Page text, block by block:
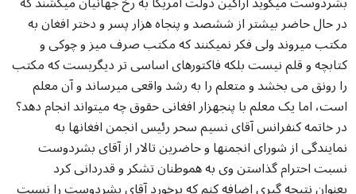
در حال حاضر بیشتر از ششصد و پنجاه هزار پسر و دختر افغان به
مکتب میروند ولی فکر نمیکنند که مکتب صرف میز و چوکی و
کتابچه و قلم نیست بلکه فاکتورهای اساسی تر دیگریست که مکتب
را رونق می بخشد و متعلم را به رشد واقعی میرساند و آن معلم
است، اما یک معلم با پنجهزار افغانی حقوق چه میتواند انجام دهد؟
در خاتمه کنفرانس آقای نسیم سحر رئیس انجمن افغانها به
نمایندگی از شورای انجمنها و حاضرین تالار از آقای بشردوست
نسبت احترام گذاستن وی به هموطنان تشکر و قدردانی کرد